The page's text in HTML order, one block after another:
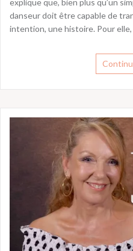
danseur doit être capable de
intention, une histoire. Pour elle,